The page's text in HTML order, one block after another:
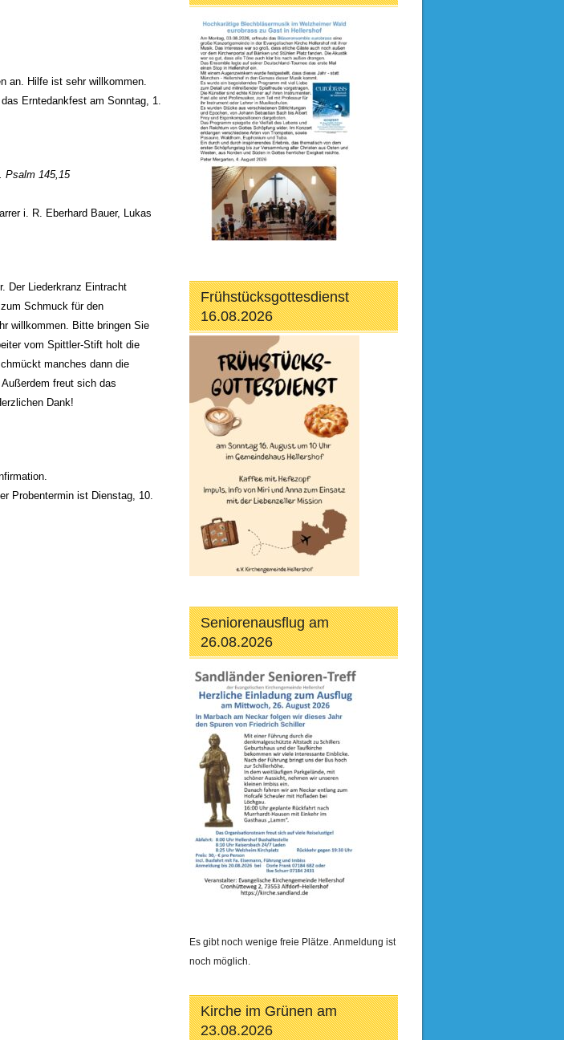
an. Hilfe ist sehr willkommen.
Erntedankfest am Sonntag, 1.
Psalm 145,15
i. R. Eberhard Bauer, Lukas
Der Liederkranz Eintracht
Schmuck für den
willkommen. Bitte bringen Sie
vom Spittler-Stift holt die
manches dann die
freut sich das
Dank!
Probentermin ist Dienstag, 10.
Frühstücksgottesdienst
16.08.2026
Seniorenausflug am
26.08.2026
Es gibt noch wenige freie Plätze. Anmeldung ist
noch möglich.
Kirche im Grünen am
23.08.2026